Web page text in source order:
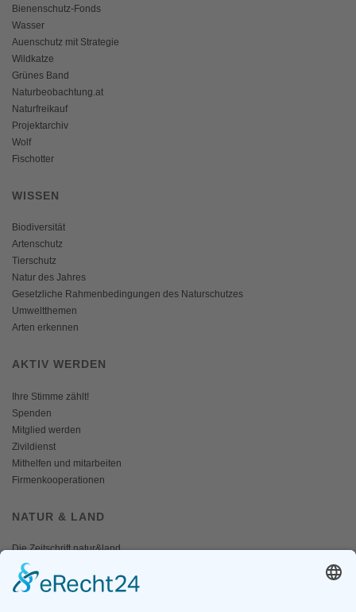
Bienenschutz-Fonds
Wasser
Auenschutz mit Strategie
Wildkatze
Grünes Band
Naturbeobachtung.at
Naturfreikauf
Projektarchiv
Wolf
Fischotter
WISSEN
Biodiversität
Artenschutz
Tierschutz
Natur des Jahres
Gesetzliche Rahmenbedingungen des Naturschutzes
Umweltthemen
Arten erkennen
AKTIV WERDEN
Ihre Stimme zählt!
Spenden
Mitglied werden
Zivildienst
Mithelfen und mitarbeiten
Firmenkooperationen
NATUR & LAND
Die Zeitschrift natur&land
Archiv
Mediadaten